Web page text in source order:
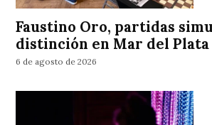
Faustino Oro, partidas
distinción en Mar del Plata
6 de agosto de 2026